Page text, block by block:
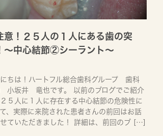
意！２５人の１人にある歯の突
〜中心結節②シーラント〜
ちは！ハートフル総合歯科グループ 歯科
小坂井 竜也です。 以前のブログでご紹介
２５人に１人に存在する中心結節の危険性に
、実際に来院された患者さんの前回はお話
ていただきました！ 詳細は、前回のブ […]